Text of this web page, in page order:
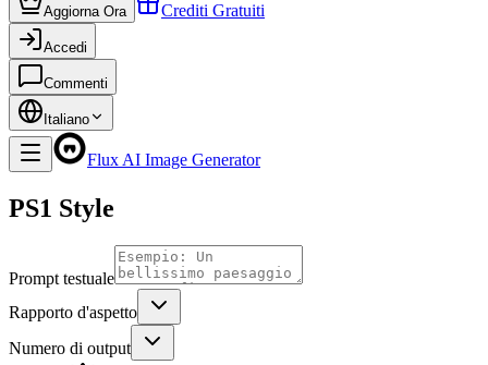
Aggiorna Ora Crediti Gratuiti
Accedi
Commenti
Italiano
Flux AI Image Generator
PS1 Style
Prompt testuale
Rapporto d'aspetto
Numero di output